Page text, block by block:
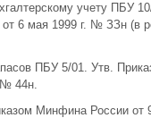
учету ПБУ
6 мая 1999 г. № ЗЗн (в
ПБУ 5/01. Утв.
№ 44н.
Минфина России от